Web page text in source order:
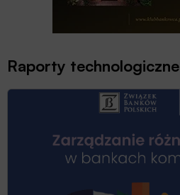
Raporty technologiczne